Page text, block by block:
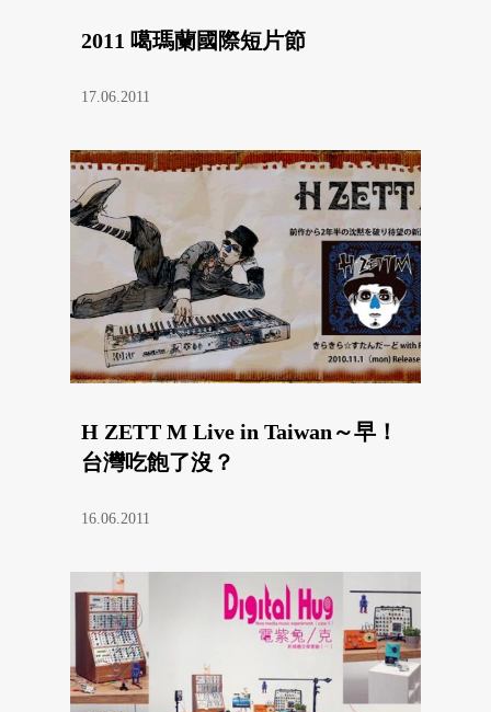
2011 噶瑪蘭國際短片節
17.06.2011
H ZETT M Live in Taiwan～早！
台灣吃飽了沒？
16.06.2011